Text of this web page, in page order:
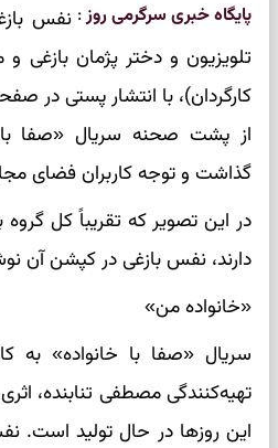
پایگاه خبری سرگرمی روز: نفس
تلویزیون و دختر پژمان بازغی
کارگردان)، با انتشار پستی در
از پشت صحنه سریال «صفا با
گذاشت و توجه کاربران فضای
در این تصویر که تقریباً کل
دارند، نفس بازغی در کپشن آن
«خانواده من»
سریال «صفا با خانواده» به
تهیه‌کنندگی مصطفی تنابنده،
این روزها در حال تولید است.